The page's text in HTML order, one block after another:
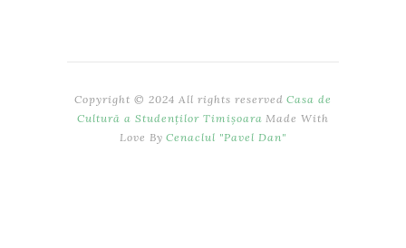
Copyright © 2024 All rights reserved Casa de
Cultură a Studenților Timișoara Made With
Love By Cenaclul "Pavel Dan"